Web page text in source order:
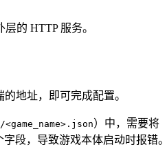
的 HTTP 服务。
地址，即可完成配置。
）中，需要将
段，导致游戏本体启动时报错。